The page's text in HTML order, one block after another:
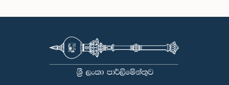
ප.ව. 12:22 - ප.ව. 12:32